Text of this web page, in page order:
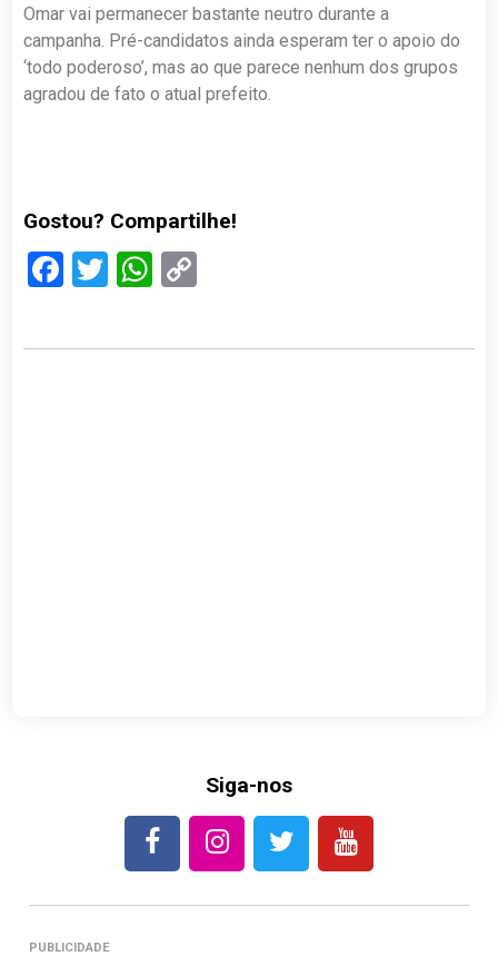
Omar vai permanecer bastante neutro durante a
campanha. Pré-candidatos ainda esperam ter o apoio do
‘todo poderoso’, mas ao que parece nenhum dos grupos
agradou de fato o atual prefeito.
Gostou? Compartilhe!
Facebook
TwitterWhatsApp
Siga-nos
PUBLICIDADE